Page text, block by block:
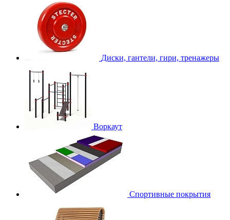
Диски, гантели, гири, тренажеры
Воркаут
Спортивные покрытия